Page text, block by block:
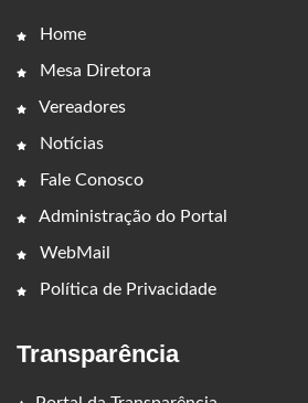
Home
Mesa Diretora
Vereadores
Notícias
Fale Conosco
Administração do Portal
WebMail
Política de Privacidade
Transparência